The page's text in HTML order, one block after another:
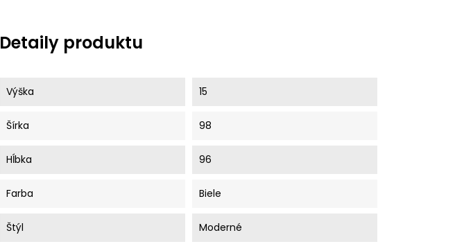
Detaily produktu
Výška 15
Šírka 98
Hĺbka 96
Farba Biele
Štýl Moderné